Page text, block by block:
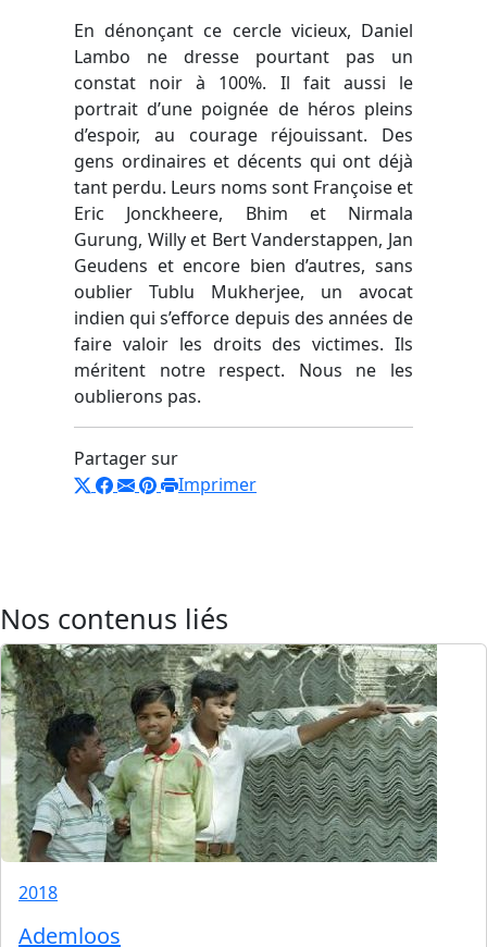
En dénonçant ce cercle vicieux, Daniel
Lambo ne dresse pourtant pas un
constat noir à 100%. Il fait aussi le
portrait d’une poignée de héros pleins
d’espoir, au courage réjouissant. Des
gens ordinaires et décents qui ont déjà
tant perdu. Leurs noms sont Françoise et
Eric Jonckheere, Bhim et Nirmala
Gurung, Willy et Bert Vanderstappen, Jan
Geudens et encore bien d’autres, sans
oublier Tublu Mukherjee, un avocat
indien qui s’efforce depuis des années de
faire valoir les droits des victimes. Ils
méritent notre respect. Nous ne les
oublierons pas.
Partager sur
Imprimer
Nos contenus liés
2018
Ademloos